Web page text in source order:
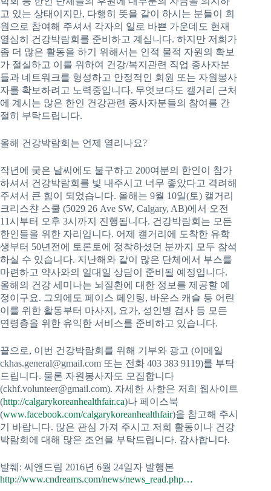
고 있는 상태이지만, 다행히 뜻을 같이 하시는 분들이 회
원으로 참여해 주셔서 각자의 일로 바쁜 가운데도 현재
열심히 건강박람회를 준비하고 계십니다. 하지만 저희가
좀 더 많은 활동을 하기 위해서는 인적 물적 자원의 확보
가 절실하고 이를 위하여 건강/복지관련 직업 종사자분
들과 네트워크를 형성하고 안정적인 회원 또는 자원봉사
자를 확보하려고 노력중입니다. 무엇보다도 캘거리 근처
에 계시는 많은 한인 건강관련 종사자분들의 참여를 간
절히 부탁드립니다.
올해 건강박람회는 언제 열리나요?
작년에 궂은 날씨에도 불구하고 200여분의 한인이 참가
하셔서 건강박람회를 빛 내주시고 너무 좋았다고 격려해
주셔서 큰 힘이 되었습니다. 올해는 9월 10일(토) 캘거리
크리스챤 스쿨 (5029 26 Ave SW, Calgary, AB)에서 오전
11시부터 오후 3시까지 진행됩니다. 건강박람회는 모든
한인들을 위한 자리입니다. 어제 캘거리에 도착한 유학
생부터 50년전에 토론토에 정착하셨던 분까지 모두 참석
하실 수 있습니다. 지난해와 같이 많은 단체에서 부스를
마련하고 약사와의 일대일 상담이 준비될 예정입니다.
올해의 건강 세미나는 뇌질환에 대한 정보를 제공할 예
정이구요. 그외에도 페이스 페인팅, 바운스 캐슬 등 어린
이를 위한 활동부터 마사지, 요가, 성인병 검사 등 모든
연령층을 위한 유익한 서비스를 준비하고 있습니다.
끝으로, 이번 건강박람회를 위해 기부와 광고 (이메일
ckhas.general@gmail.com 또는 전화 403 383 9119)를 부탁
드립니다. 물론 자원봉사자도 모집합니다
(ckhf.volunteer@gmail.com). 자세한 사항은 저희 웹사이트
(http://calgarykoreanhealthfair.ca)나 페이스북
(www.facebook.com/calgarykoreanhealthfair)을 참고해 주시
기 바랍니다. 많은 관심 가져 주시고 저희 활동이나 건강
박람회에 대해 많은 조언을 부탁드립니다. 감사합니다.
발췌: 씨앤드림 2016년 6월 24일자 발행본
http://www.cndreams.com/news/news_read.php…